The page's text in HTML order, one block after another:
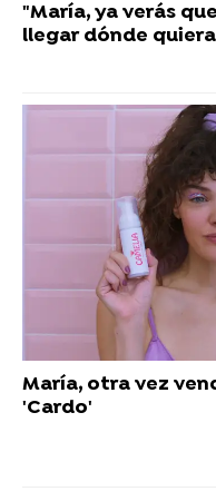
"María, ya verás
llegar dónde
María, otra vez
'Cardo'